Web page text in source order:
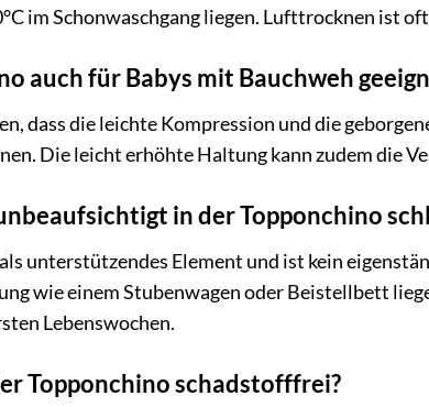
im Schonwaschgang liegen. Lufttrocknen ist
auch für Babys mit Bauchweh
dass die leichte Kompression und die
Die leicht erhöhte Haltung kann zudem die
in der Topponchino
unterstützendes Element und ist kein
wie einem Stubenwagen oder Beistellbett
Lebenswochen.
Topponchino schadstofffrei?